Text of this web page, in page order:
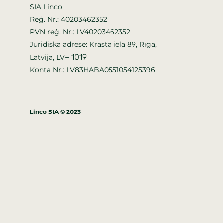
SIA Linco
Reģ. Nr.: 40203462352
PVN reģ. Nr.: LV40203462352
Juridiskā adrese: Krasta iela89, Rīga,
Latvija, LV– 1019
Konta Nr.: LV83HABA0551054125396
Linco SIA © 2023